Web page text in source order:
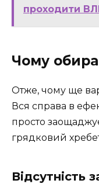
проходити
Чому
Отже, чому ще
Вся справа в
просто
грядковий
Відсутність